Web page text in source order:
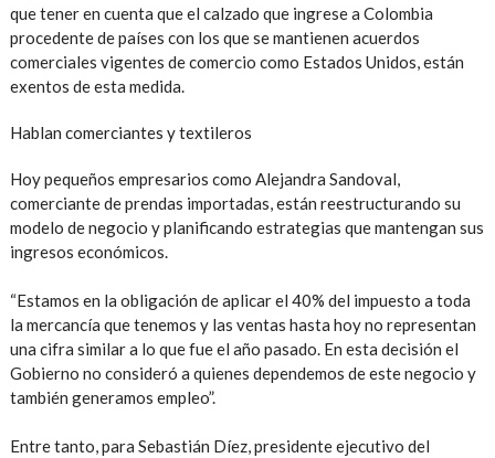
que tener en cuenta que el calzado que ingrese a Colombia
procedente de países con los que se mantienen acuerdos
comerciales vigentes de comercio como Estados Unidos, están
exentos de esta medida.
Hablan comerciantes y textileros
Hoy pequeños empresarios como Alejandra Sandoval,
comerciante de prendas importadas, están reestructurando su
modelo de negocio y planificando estrategias que mantengan sus
ingresos económicos.
“Estamos en la obligación de aplicar el 40% del impuesto a toda
la mercancía que tenemos y las ventas hasta hoy no representan
una cifra similar a lo que fue el año pasado. En esta decisión el
Gobierno no consideró a quienes dependemos de este negocio y
también generamos empleo”.
Entre tanto, para Sebastián Díez, presidente ejecutivo del